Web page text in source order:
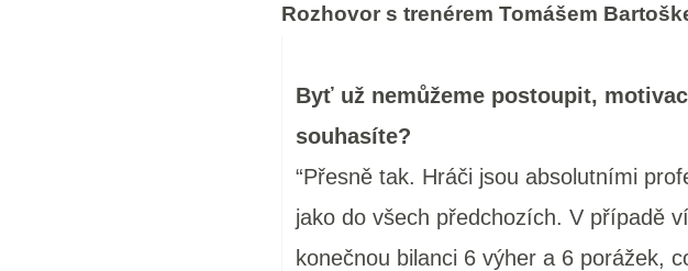
Rozhovor s trenérem Tomášem
Byť už nemůžeme postoupit,
souhasíte?
“Přesně tak. Hráči jsou absolutními
jako do všech předchozích. V případě
konečnou bilanci 6 výher a 6 porážek,